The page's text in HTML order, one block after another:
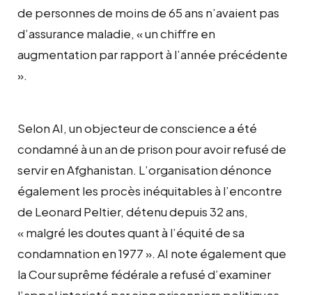
de personnes de moins de 65 ans n’avaient pas
d’assurance maladie, « un chiffre en
augmentation par rapport à l’année précédente
».
Selon AI, un objecteur de conscience a été
condamné à un an de prison pour avoir refusé de
servir en Afghanistan. L’organisation dénonce
également les procès inéquitables à l’encontre
de Leonard Peltier, détenu depuis 32 ans,
« malgré les doutes quant à l’équité de sa
condamnation en 1977 ». AI note également que
la Cour suprême fédérale a refusé d’examiner